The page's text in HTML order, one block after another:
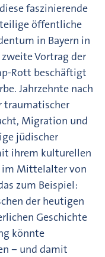
faszinierende
öffentliche
in Bayern in
Vortrag der
Rott beschäftigt
Jahrzehnte nach
traumatischer
Migration und
jüdischer
ihrem kulturellen
im Mittelalter von
zum Beispiel:
der heutigen
Geschichte
könnte
‒ und damit